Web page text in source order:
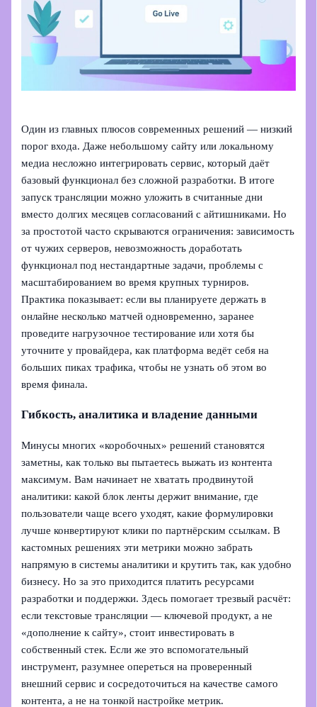
Один из главных плюсов современных решений — низкий
порог входа. Даже небольшому сайту или локальному
медиа несложно интегрировать сервис, который даёт
базовый функционал без сложной разработки. В итоге
запуск трансляции можно уложить в считанные дни
вместо долгих месяцев согласований с айтишниками. Но
за простотой часто скрываются ограничения: зависимость
от чужих серверов, невозможность доработать
функционал под нестандартные задачи, проблемы с
масштабированием во время крупных турниров.
Практика показывает: если вы планируете держать в
онлайне несколько матчей одновременно, заранее
проведите нагрузочное тестирование или хотя бы
уточните у провайдера, как платформа ведёт себя на
больших пиках трафика, чтобы не узнать об этом во
время финала.
Гибкость, аналитика и владение данными
Минусы многих «коробочных» решений становятся
заметны, как только вы пытаетесь выжать из контента
максимум. Вам начинает не хватать продвинутой
аналитики: какой блок ленты держит внимание, где
пользователи чаще всего уходят, какие формулировки
лучше конвертируют клики по партнёрским ссылкам. В
кастомных решениях эти метрики можно забрать
напрямую в системы аналитики и крутить так, как удобно
бизнесу. Но за это приходится платить ресурсами
разработки и поддержки. Здесь помогает трезвый расчёт:
если текстовые трансляции — ключевой продукт, а не
«дополнение к сайту», стоит инвестировать в
собственный стек. Если же это вспомогательный
инструмент, разумнее опереться на проверенный
внешний сервис и сосредоточиться на качестве самого
контента, а не на тонкой настройке метрик.